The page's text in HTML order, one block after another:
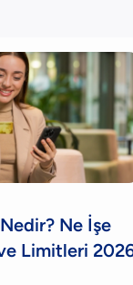
Ne İşe
Limitleri